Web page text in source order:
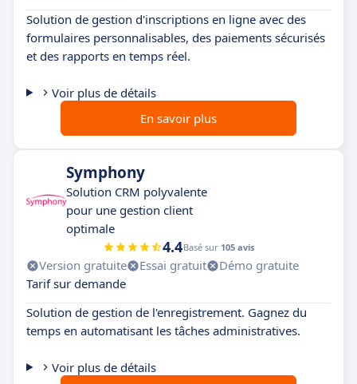
Solution de gestion d'inscriptions en ligne avec des
formulaires personnalisables, des paiements sécurisés
et des rapports en temps réel.
Voir plus de détails
En savoir plus
Symphony
Solution CRM polyvalente
pour une gestion client
optimale
4.4Basé sur 105 avis
Version gratuite Essai gratuit
Démo gratuite
Tarif sur demande
Solution de gestion de l'enregistrement. Gagnez du
temps en automatisant les tâches administratives.
Voir plus de détails